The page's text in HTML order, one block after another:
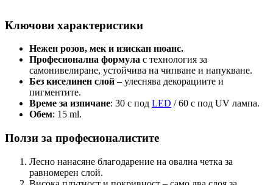
Ключови характеристики
Нежен розов, мек и изискан нюанс.
Професионална формула с технология за
самонивелиране, устойчива на чипване и напукване.
Без киселинен слой – улеснява декорациите и
пигментите.
Време за изпичане: 30 с под LED / 60 с под UV лампа.
Обем: 15 ml.
Ползи за професионалистите
Лесно нанасяне благодарение на овална четка за
равномерен слой.